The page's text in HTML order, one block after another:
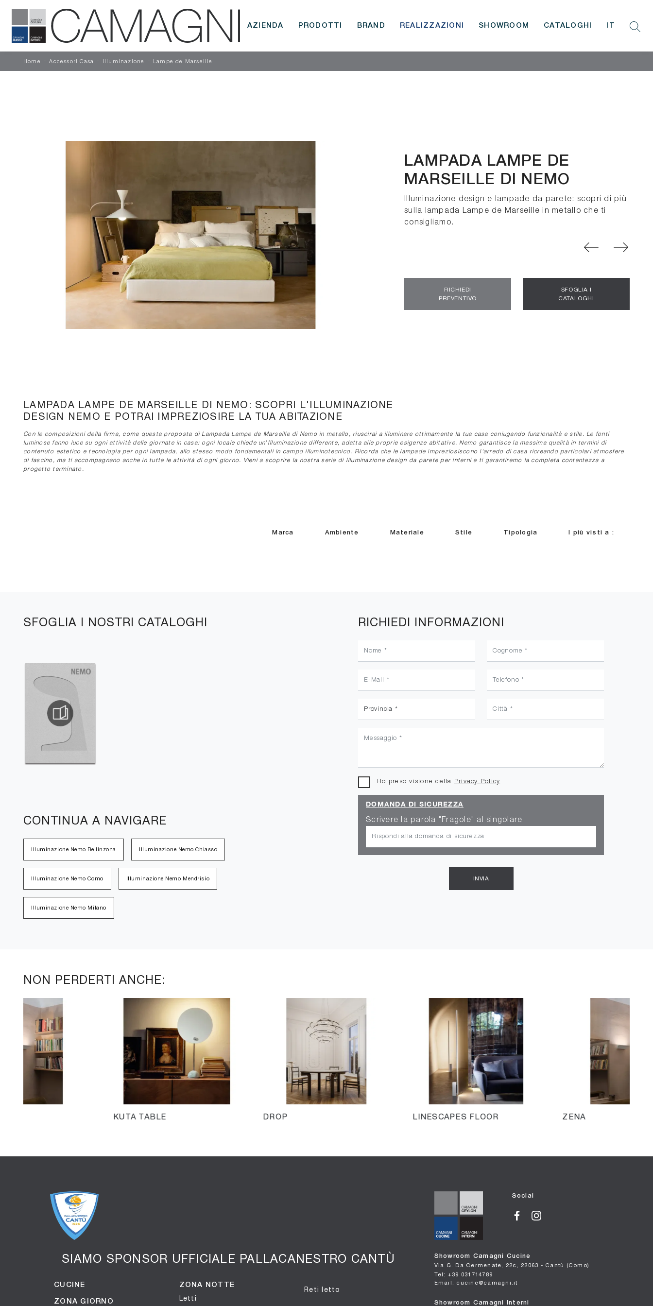
AZIENDA PRODOTTI BRAND REALIZZAZIONI SHOWROOM CATALOGHI
Home -Accessori Casa - Illuminazione - Lampe de Marseille
LAMPADA LAMPE DE MARSEILLE DI NEMO: SCOPRI L'ILLUMINAZIONE
DESIGN NEMO E POTRAI IMPREZIOSIRE LA TUA ABITAZIONE
Con le composizioni della firma, come questa proposta di Lampada Lampe de Marseille di Nemo in metallo, riuscirai a illuminare ottimamente la tua casa coniugando funzionalità e stile. Le fonti
luminose fanno luce su ogni attività delle giornate in casa: ogni locale chiede un’Illuminazione differente, adatta alle proprie esigenze abitative. Nemo garantisce la massima qualità in termini di
contenuto estetico e tecnologia per ogni lampada, allo stesso modo fondamentali in campo illuminotecnico. Ricorda che le lampade impreziosiscono l'arredo di casa ricreando particolari atmosfere
di fascino, ma ti accompagnano anche in tutte le attività di ogni giorno. Vieni a scoprire la nostra serie di Illuminazione design da parete per interni e ti garantiremo la completa contentezza a
progetto terminato.
LAMPADA LAMPE DE
MARSEILLE DI NEMO
Illuminazione design e lampade da parete: scopri di più
sulla lampada Lampe de Marseille in metallo che ti
consigliamo.
RICHIEDI
PREVENTIVO
SFOGLIA I
CATALOGHI
Marca Ambiente Materiale Stile Tipologia I più visti a :
SFOGLIA I NOSTRI CATALOGHI
CONTINUA A NAVIGARE
Illuminazione Nemo Bellinzona Illuminazione Nemo Chiasso
Illuminazione Nemo Como Illuminazione Nemo Mendrisio
Illuminazione Nemo Milano
RICHIEDI INFORMAZIONI
Ho preso visione della Privacy Policy
DOMANDA DI SICUREZZA
Scrivere la parola "Fragole" al singolare
INVIA
NON PERDERTI ANCHE:
KUTA TABLE DROP LINESCAPES FLOOR ZENA
SIAMO SPONSOR UFFICIALE PALLACANESTRO CANTÙ
CUCINE
ZONA GIORNO
ZONA NOTTE
Letti
Reti letto
Social
Showroom Camagni Cucine
Via G. Da Cermenate, 22c, 22063 - Cantù (Como)
Tel: +39 031714789
Email: cucine@camagni.it
Showroom Camagni Interni